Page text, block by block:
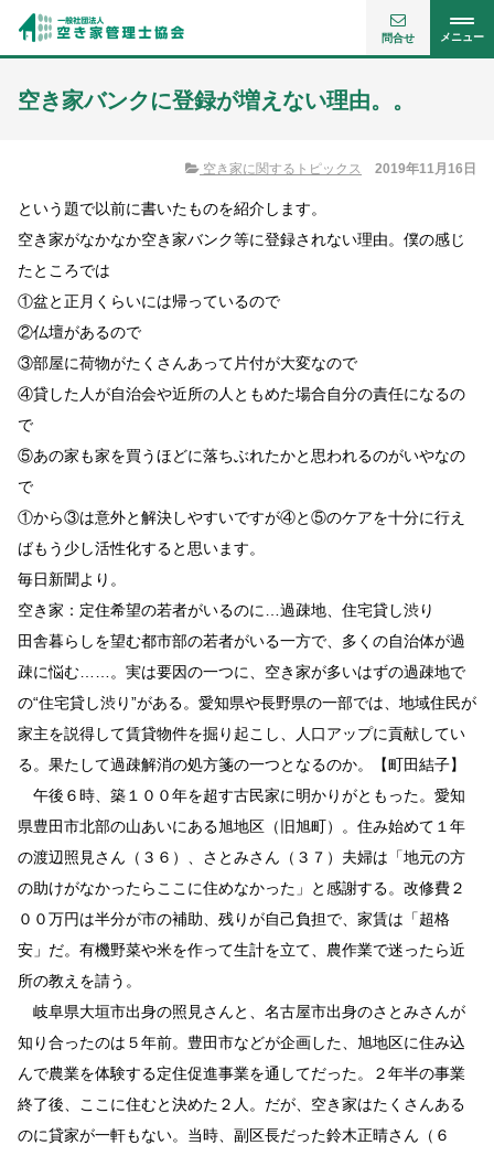
メニュー
問合せ
空き家バンクに登録が増えない理由。。
空き家に関するトピックス 2019年11月16日
という題で以前に書いたものを紹介します。
空き家がなかなか空き家バンク等に登録されない理由。僕の感じ
たところでは
①盆と正月くらいには帰っているので
②仏壇があるので
③部屋に荷物がたくさんあって片付が大変なので
④貸した人が自治会や近所の人ともめた場合自分の責任になるの
で
⑤あの家も家を買うほどに落ちぶれたかと思われるのがいやなの
で
①から③は意外と解決しやすいですが④と⑤のケアを十分に行え
ばもう少し活性化すると思います。
毎日新聞より。
空き家：定住希望の若者がいるのに…過疎地、住宅貸し渋り
田舎暮らしを望む都市部の若者がいる一方で、多くの自治体が過
疎に悩む……。実は要因の一つに、空き家が多いはずの過疎地で
の“住宅貸し渋り”がある。愛知県や長野県の一部では、地域住民が
家主を説得して賃貸物件を掘り起こし、人口アップに貢献してい
る。果たして過疎解消の処方箋の一つとなるのか。【町田結子】
午後６時、築１００年を超す古民家に明かりがともった。愛知
県豊田市北部の山あいにある旭地区（旧旭町）。住み始めて１年
の渡辺照見さん（３６）、さとみさん（３７）夫婦は「地元の方
の助けがなかったらここに住めなかった」と感謝する。改修費２
００万円は半分が市の補助、残りが自己負担で、家賃は「超格
安」だ。有機野菜や米を作って生計を立て、農作業で迷ったら近
所の教えを請う。
岐阜県大垣市出身の照見さんと、名古屋市出身のさとみさんが
知り合ったのは５年前。豊田市などが企画した、旭地区に住み込
んで農業を体験する定住促進事業を通してだった。２年半の事業
終了後、ここに住むと決めた２人。だが、空き家はたくさんある
のに貸家が一軒もない。当時、副区長だった鈴木正晴さん（６